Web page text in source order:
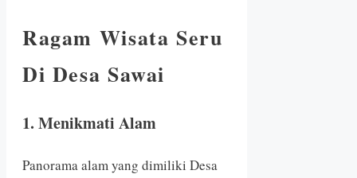
Ragam Wisata Seru
Di Desa Sawai
1. Menikmati Alam
Panorama alam yang dimiliki Desa